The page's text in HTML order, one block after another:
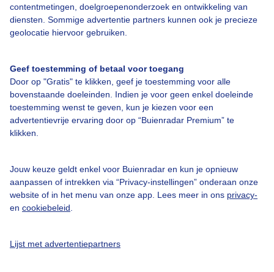
contentmetingen, doelgroepenonderzoek en ontwikkeling van
diensten. Sommige advertentie partners kunnen ook je precieze
geolocatie hiervoor gebruiken.
Geef toestemming of betaal voor toegang
Door op "Gratis" te klikken, geef je toestemming voor alle
bovenstaande doeleinden. Indien je voor geen enkel doeleinde
toestemming wenst te geven, kun je kiezen voor een
advertentievrije ervaring door op “Buienradar Premium” te
klikken.
Jouw keuze geldt enkel voor Buienradar en kun je opnieuw
aanpassen of intrekken via “Privacy-instellingen” onderaan onze
website of in het menu van onze app. Lees meer in ons privacy-
en cookiebeleid
Lijst met advertentiepartners
Over Buienradar
Veelgestelde vragen
Contact
Toegankelijkheid
Buienradar Team
Privacy instellingen